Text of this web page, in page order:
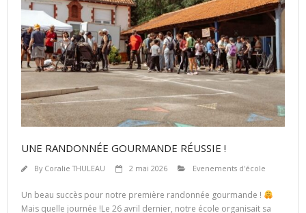
UNE RANDONNÉE GOURMANDE RÉUSSIE !
By Coralie THULEAU 2 mai 2026 Evenements d'école
Un beau succès pour notre première randonnée gourmande !
Mais quelle journée !Le 26 avril dernier, notre école organisait sa